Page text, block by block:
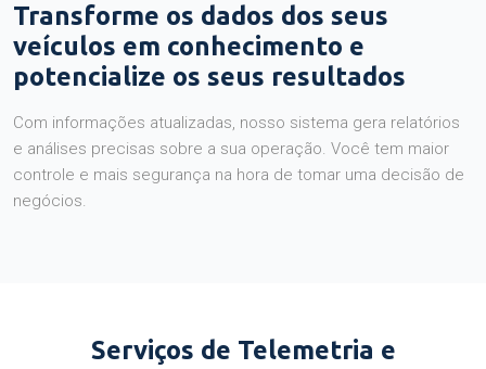
Transforme os dados dos seus
veículos em conhecimento e
potencialize os seus resultados
Com informações atualizadas, nosso sistema gera relatórios
e análises precisas sobre a sua operação. Você tem maior
controle e mais segurança na hora de tomar uma decisão de
negócios.
Serviços de Telemetria e